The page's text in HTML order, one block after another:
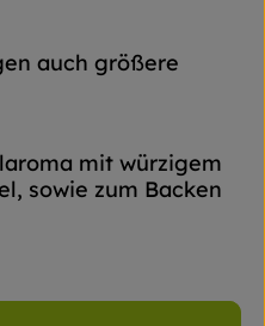
auch größere
mit würzigem
sowie zum Backen